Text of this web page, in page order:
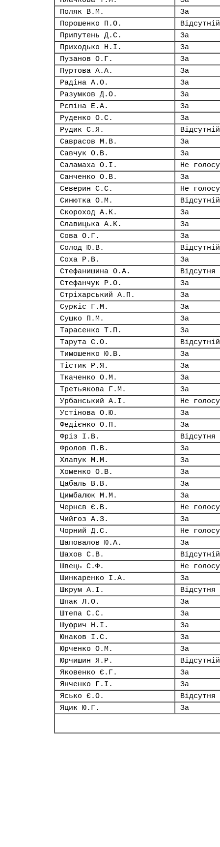
Поляк В.М.
За
Порошенко П.О.
Відсутній
Припутень Д.С.
За
Приходько Н.І.
За
Пузанов О.Г.
За
Пуртова А.А.
За
Радіна А.О.
За
Разумков Д.О.
За
Рєпіна Е.А.
За
Руденко О.С.
За
Рудик С.Я.
Відсутній
Саврасов М.В.
За
Савчук О.В.
За
Саламаха О.І.
Не
Санченко О.В.
За
Северин С.С.
Не
Синютка О.М.
Відсутній
Скороход А.К.
За
Славицька А.К.
За
Сова О.Г.
За
Солод Ю.В.
Відсутній
Соха Р.В.
За
Стефанишина О.А.
Відсутня
Стефанчук Р.О.
За
Стріхарський А.П.
За
Суркіс Г.М.
За
Сушко П.М.
За
Тарасенко Т.П.
За
Тарута С.О.
Відсутній
Тимошенко Ю.В.
За
Тістик Р.Я.
За
Ткаченко О.М.
За
Третьякова Г.М.
За
Урбанський А.І.
Не
Устінова О.Ю.
За
Федієнко О.П.
За
Фріз І.В.
Відсутня
Фролов П.В.
За
Хлапук М.М.
За
Хоменко О.В.
За
Цабаль В.В.
За
Цимбалюк М.М.
За
Чернєв Є.В.
Не
Чийгоз А.З.
За
Чорний Д.С.
Не
Шаповалов Ю.А.
За
Шахов С.В.
Відсутній
Швець С.Ф.
Не
Шинкаренко І.А.
За
Шкрум А.І.
Відсутня
Шпак Л.О.
За
Штепа С.С.
За
Шуфрич Н.І.
За
Юнаков І.С.
За
Юрченко О.М.
За
Юрчишин Я.Р.
Відсутній
Яковенко Є.Г.
За
Янченко Г.І.
За
Ясько Є.О.
Відсутня
Яцик Ю.Г.
За